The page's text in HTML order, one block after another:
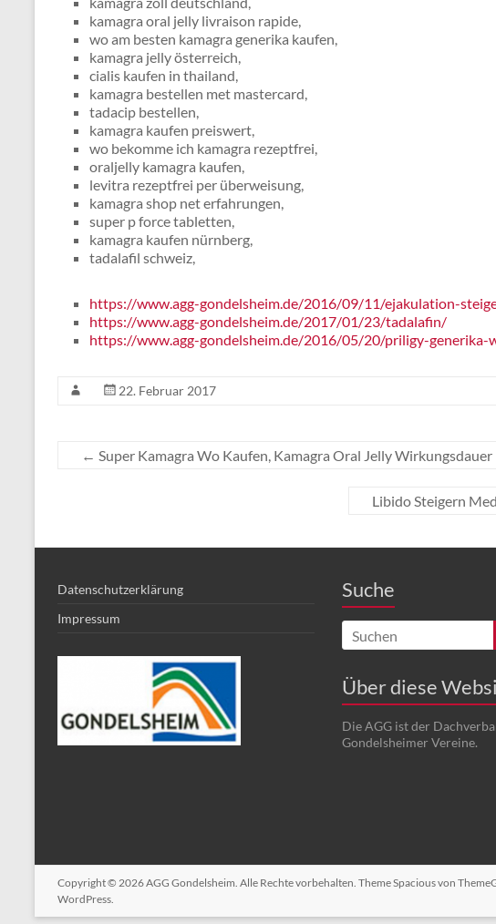
kamagra oral jelly livraison rapide,
wo am besten kamagra generika kaufen,
kamagra jelly österreich,
cialis kaufen in thailand,
kamagra bestellen met mastercard,
tadacip bestellen,
kamagra kaufen preiswert,
wo bekomme ich kamagra rezeptfrei,
oraljelly kamagra kaufen,
levitra rezeptfrei per überweisung,
kamagra shop net erfahrungen,
super p force tabletten,
kamagra kaufen nürnberg,
tadalafil schweiz,
https://www.agg-gondelsheim.de/2016/09/11/ejakulation-
https://www.agg-gondelsheim.de/2017/01/23/tadalafin/
https://www.agg-gondelsheim.de/2016/05/20/priligy-generika-
22. Februar 2017
← Super Kamagra Wo Kaufen, Kamagra Oral Jelly Wirkungsdauer
Libido Steigern
Datenschutzerklärung
Impressum
Suche
Über diese
Die AGG ist der
Gondelsheimer Vereine.
Copyright © 2026AGG Gondelsheim. Alle Rechte vorbehalten. ThemeSpaciousvon
WordPress.